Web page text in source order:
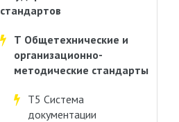
стандартов
Т Общетехнические и
организационно-
методические стандарты
Т5 Система
документации